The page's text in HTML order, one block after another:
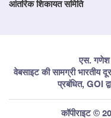
आंतरिक शिकायत समिति
एस. गणेश
वेबसाइट की सामग्री भारतीय
प्रबंधित, GOI
कॉपीराइट ©